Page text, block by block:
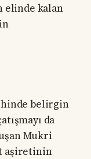
elinde kalan
belirgin
da
Mukri
aşiretinin